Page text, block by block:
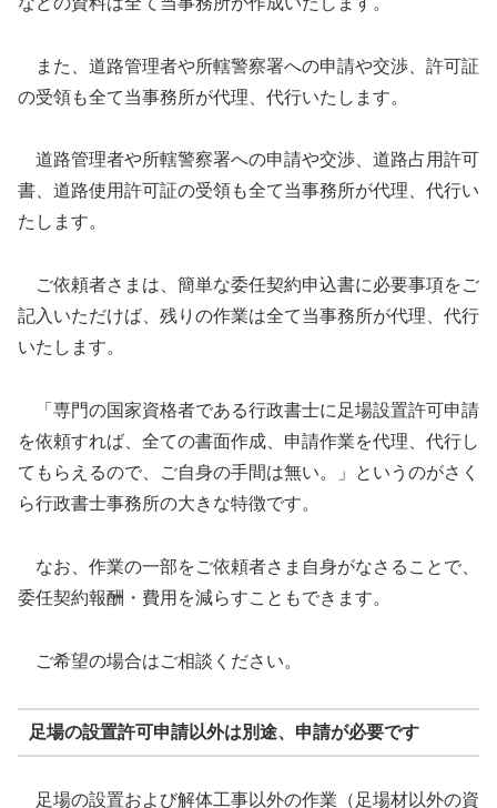
また、道路管理者や所轄警察署への申請や交渉、許可証
の受領も全て当事務所が代理、代行いたします。
道路管理者や所轄警察署への申請や交渉、道路占用許可
書、道路使用許可証の受領も全て当事務所が代理、代行い
たします。
ご依頼者さまは、簡単な委任契約申込書に必要事項をご
記入いただけば、残りの作業は全て当事務所が代理、代行
いたします。
「専門の国家資格者である行政書士に足場設置許可申請
を依頼すれば、全ての書面作成、申請作業を代理、代行し
てもらえるので、ご自身の手間は無い。」というのがさく
ら行政書士事務所の大きな特徴です。
なお、作業の一部をご依頼者さま自身がなさることで、
委任契約報酬・費用を減らすこともできます。
ご希望の場合はご相談ください。
足場の設置許可申請以外は別途、申請が必要です
足場の設置および解体工事以外の作業（足場材以外の資